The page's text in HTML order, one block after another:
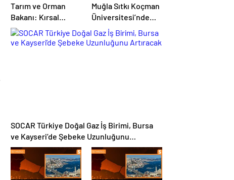
Tarım ve Orman
Bakanı: Kırsal
kalkınmada
gençlere ve
Muğla Sıtkı Koçman
Üniversitesi’nde
Turizm Sektörü ve
Öğrenciler Buluştu
SOCAR Türkiye Doğal Gaz İş Birimi, Bursa
ve Kayseri’de Şebeke Uzunluğunu
Artıracak